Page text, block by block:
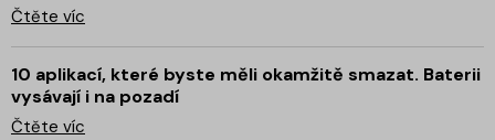
Čtěte víc
10 aplikací, které byste měli okamžitě smazat. Baterii
vysávají i na pozadí
Čtěte víc